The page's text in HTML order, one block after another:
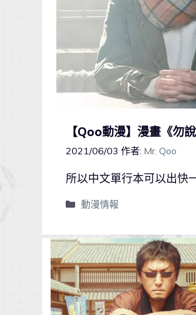
【Qoo動漫】漫畫《勿
2021/06/03 作者: Mr. Qoo
所以中文單行本可以出快
動漫情報